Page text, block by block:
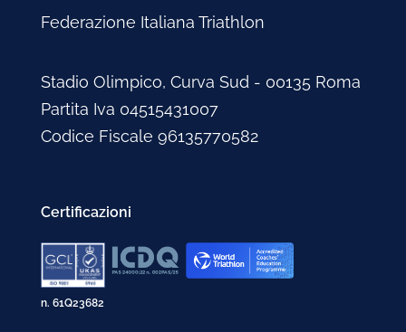
Federazione Italiana Triathlon
Stadio Olimpico, Curva Sud - 00135 Roma
Partita Iva 04515431007
Codice Fiscale 96135770582
Certificazioni
n. 61Q23682